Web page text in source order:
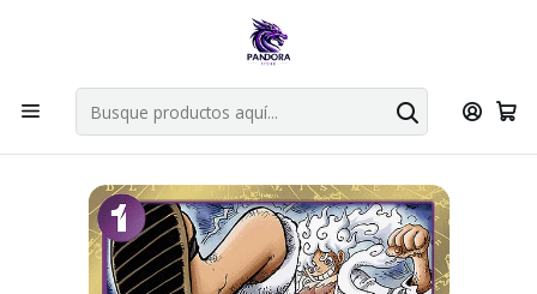
Por compras en cartas singles superiores a 49.990 el envio es
Explorar singles
Inicio Juegos de cartas TCG One Piece TCG Singles One Piece
OP-09 GUM-GUM GIANT OP09-078 - SINGLES ONE PIECE